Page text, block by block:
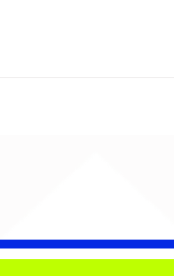
Pacheco e